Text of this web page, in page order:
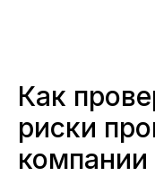
Как
риски
компании